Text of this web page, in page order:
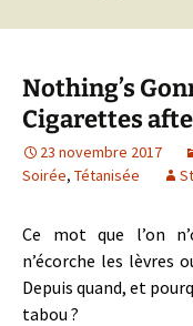
Nothing’s
Cigarettes
23 novembre 2017
Soirée, Tétanisée
Ce mot que l’on
n’écorche les lèvres
Depuis quand, et
tabou ?